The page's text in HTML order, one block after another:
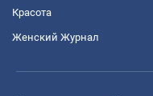
Красота
Женский Журнал